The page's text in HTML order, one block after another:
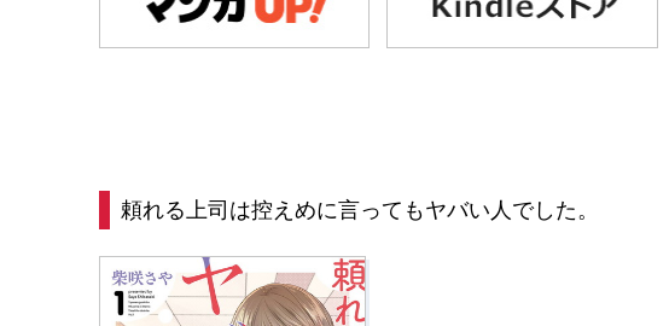
頼れる上司は控えめに言ってもヤバい人でした。